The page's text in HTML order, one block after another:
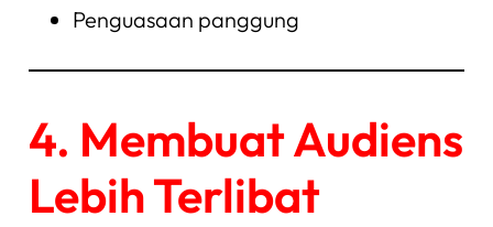
Penguasaan panggung
4. Membuat Audiens
Lebih Terlibat